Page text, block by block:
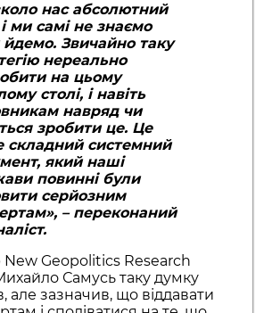
нас абсолютний
ми самі не знаємо
йдемо. Звичайно таку
нереально
на цьому
столі, і навіть
навряд чи
зробити це. Це
складний системний
який наші
повинні були
серйозним
, – переконаний
Geopolitics Research
Самусь таку думку
але зазначив, що віддавати